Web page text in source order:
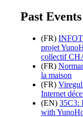
Past
(FR)
projet
collectif
(FR)
la maison
(FR)
Internet
(EN) 35C3:
with